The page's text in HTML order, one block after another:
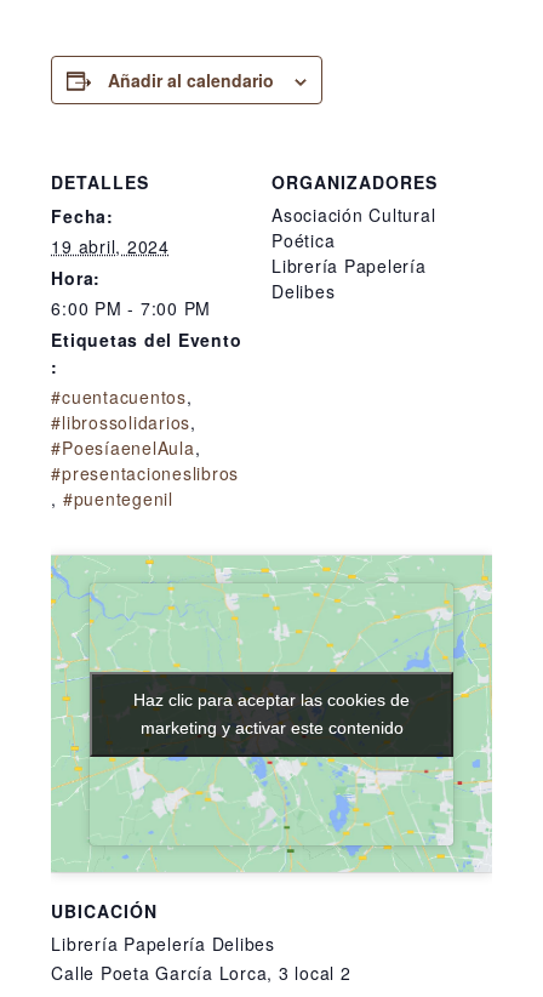
Añadir al calendario
DETALLES
Fecha:
19 abril, 2024
Hora:
6:00 PM - 7:00 PM
Etiquetas del Evento
:
#cuentacuentos,
#librossolidarios,
#PoesíaenelAula,
#presentacioneslibros
, #puentegenil
ORGANIZADORES
Asociación Cultural
Poética
Librería Papelería
Delibes
UBICACIÓN
Librería Papelería Delibes
Calle Poeta García Lorca, 3 local 2
Haz clic para aceptar las cookies de
marketing y activar este contenido
Haz clic para aceptar las cookies de
marketing y activar este contenido